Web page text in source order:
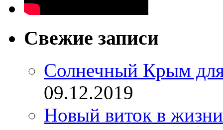
Свежие записи
Солнечный Крым
09.12.2019
Новый виток в жизни